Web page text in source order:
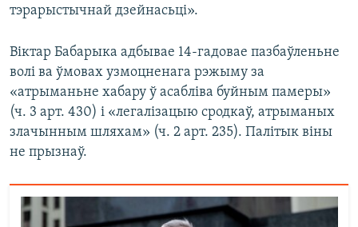
тэрарыстычнай дзейнасьці».
Віктар Бабарыка адбывае 14-гадовае пазбаўленьне
волі ва ўмовах узмоцненага рэжыму за
«атрыманьне хабару ў асабліва буйным памеры»
(ч. 3 арт. 430) і «легалізацыю сродкаў, атрыманых
злачынным шляхам» (ч. 2 арт. 235). Палітык віны
не прызнаў.